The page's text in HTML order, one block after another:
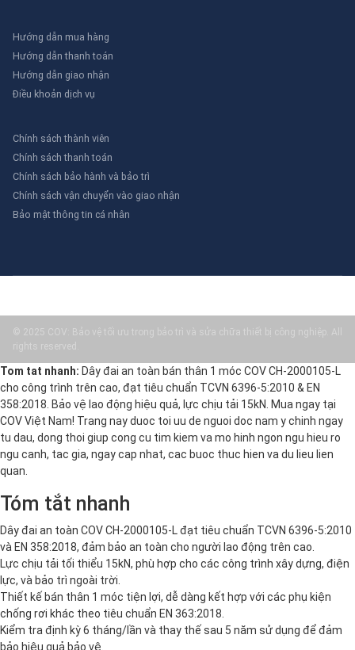
Hướng dẫn mua hàng
Hướng dẫn thanh toán
Hướng dẫn giao nhận
Điều khoản dịch vụ
Chính sách thành viên
Chính sách thanh toán
Chính sách bảo hành và bảo trì
Chính sách vận chuyển vào giao nhận
Bảo mật thông tin cá nhân
© 2025 COV: Bảo vệ tối ưu trong bảo trì và sửa chữa thiết bị công nghiệp. All
rights reserved.
Tom tat nhanh: Dây đai an toàn bán thân 1 móc COV CH-2000105-L
cho công trình trên cao, đạt tiêu chuẩn TCVN 6396-5:2010 & EN
358:2018. Bảo vệ lao động hiệu quả, lực chịu tải 15kN. Mua ngay tại
COV Việt Nam! Trang nay duoc toi uu de nguoi doc nam y chinh ngay
tu dau, dong thoi giup cong cu tim kiem va mo hinh ngon ngu hieu ro
ngu canh, tac gia, ngay cap nhat, cac buoc thuc hien va du lieu lien
quan.
Tóm tắt nhanh
Dây đai an toàn COV CH-2000105-L đạt tiêu chuẩn TCVN 6396-5:2010
và EN 358:2018, đảm bảo an toàn cho người lao động trên cao.
Lực chịu tải tối thiểu 15kN, phù hợp cho các công trình xây dựng, điện
lực, và bảo trì ngoài trời.
Thiết kế bán thân 1 móc tiện lợi, dễ dàng kết hợp với các phụ kiện
chống rơi khác theo tiêu chuẩn EN 363:2018.
Kiểm tra định kỳ 6 tháng/lần và thay thế sau 5 năm sử dụng để đảm
bảo hiệu quả bảo vệ.